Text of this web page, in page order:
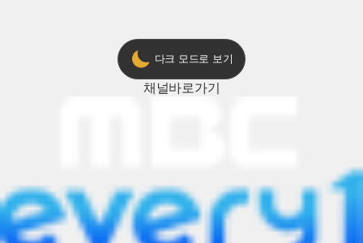
다크 모드로 보기
채널바로가기